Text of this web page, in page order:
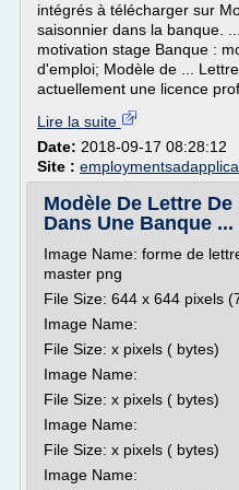
intégrés à télécharger sur
saisonnier dans la banque.
motivation stage Banque :
d'emploi; Modèle de ...
actuellement une licence
Lire la suite
Date: 2018-09-17 08:28:12
Site :
Modèle De Lettre
Dans Une Banque ...
Image Name: forme de
master png
File Size: 644 x 644 pixels
Image Name:
File Size: x pixels ( bytes)
Image Name:
File Size: x pixels ( bytes)
Image Name:
File Size: x pixels ( bytes)
Image Name: